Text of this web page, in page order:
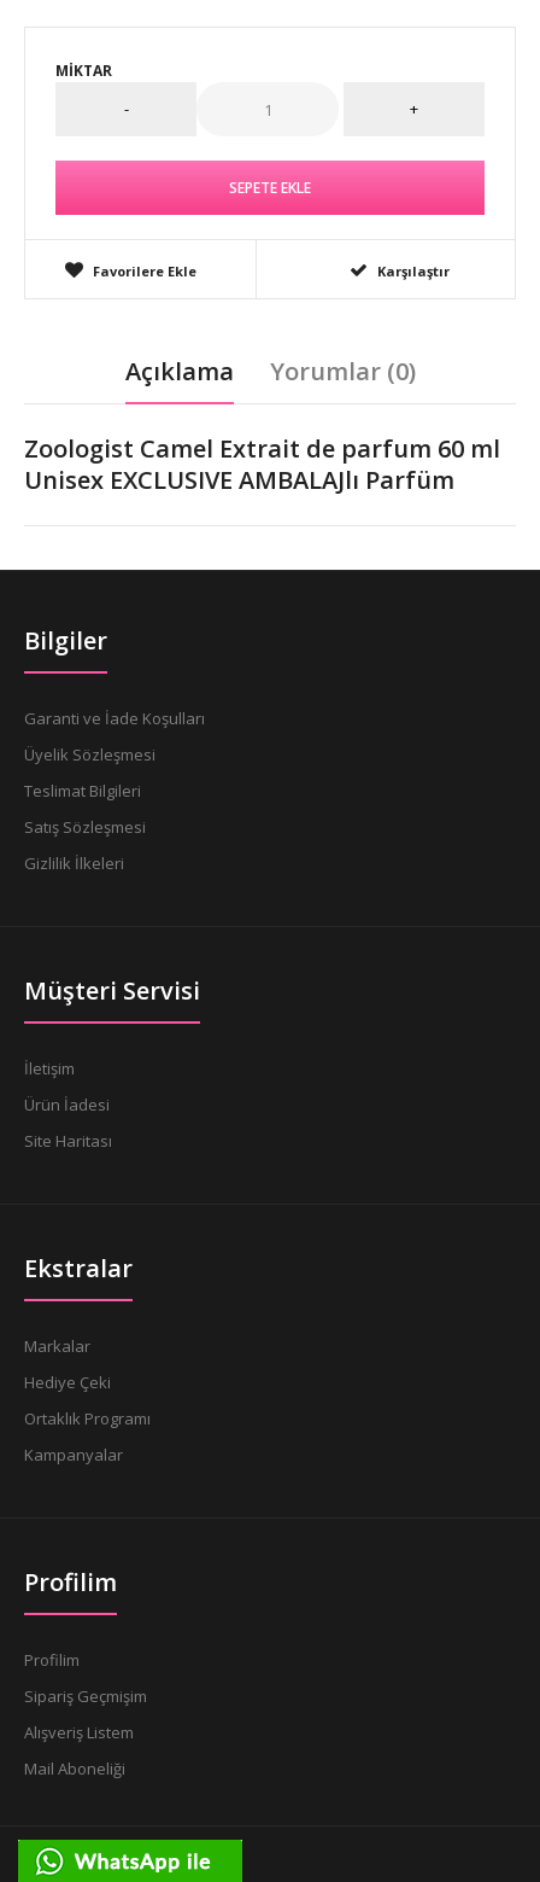
MIKTAR
Favorilere Ekle Karşılaştır
Açıklama Yorumlar (0)
Zoologist Camel Extrait de parfum 60 ml
Unisex EXCLUSIVE AMBALAJlı Parfüm
Bilgiler
Garanti ve İade Koşulları
Üyelik Sözleşmesi
Teslimat Bilgileri
Satış Sözleşmesi
Gizlilik İlkeleri
Müşteri Servisi
İletişim
Ürün İadesi
Site Haritası
Ekstralar
Markalar
Hediye Çeki
Ortaklık Programı
Kampanyalar
Profilim
Profilim
Sipariş Geçmişim
Alışveriş Listem
Mail Aboneliği